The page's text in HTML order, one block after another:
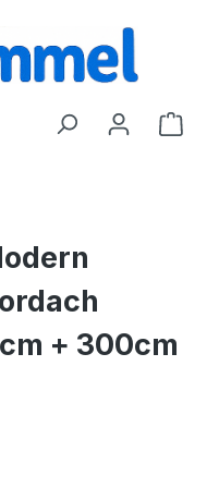
+ 300cm